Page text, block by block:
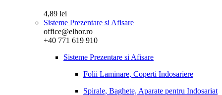
4,89 lei
Sisteme Prezentare si Afisare
office@elhor.ro
+40 771 619 910
Sisteme Prezentare si Afisare
Folii Laminare, Coperti Indosariere
Spirale, Baghete, Aparate pentru Indosariat